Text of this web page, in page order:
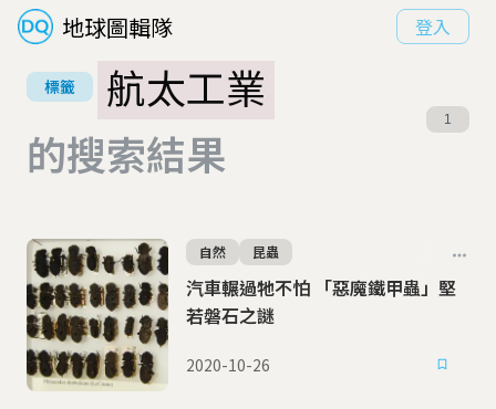
地球圖輯隊 登入
標籤
航太工業
的搜索結果
1
汽車輾過牠不怕 「惡魔鐵甲蟲」堅
若磐石之謎
自然 昆蟲
2020-10-26